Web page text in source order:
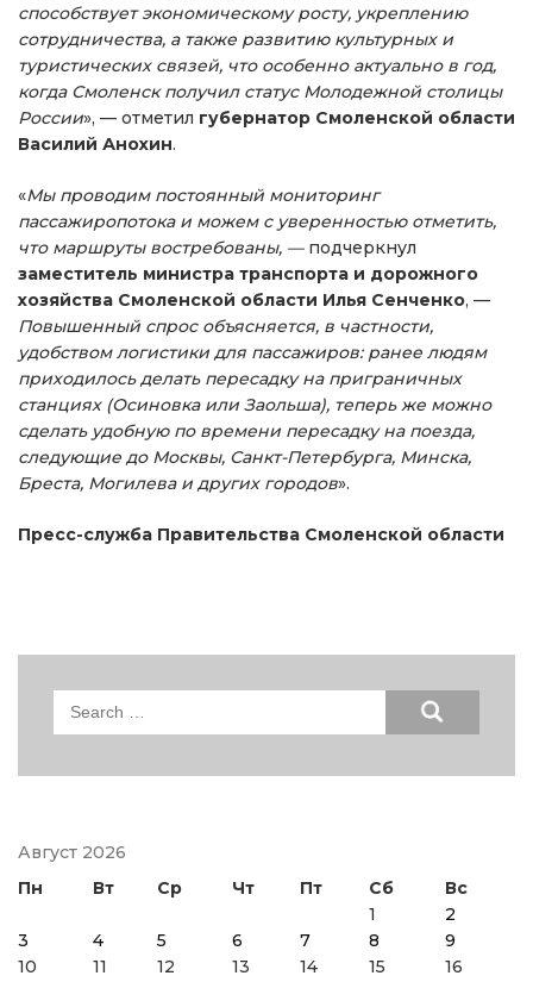
способствует экономическому росту, укреплению
сотрудничества, а также развитию культурных и
туристических связей, что особенно актуально в год,
когда Смоленск получил статус Молодежной столицы
России», — отметил губернатор Смоленской области
Василий Анохин.
«Мы проводим постоянный мониторинг
пассажиропотока и можем с уверенностью отметить,
что маршруты востребованы, — подчеркнул
заместитель министра транспорта и дорожного
хозяйства Смоленской области Илья Сенченко, —
Повышенный спрос объясняется, в частности,
удобством логистики для пассажиров: ранее людям
приходилось делать пересадку на приграничных
станциях (Осиновка или Заольша), теперь же можно
сделать удобную по времени пересадку на поезда,
следующие до Москвы, Санкт-Петербурга, Минска,
Бреста, Могилева и других городов».
Пресс-служба Правительства Смоленской области
Search
Август 2026
Пн
Вт Ср Чт Пт Сб
Вс
1
2
3
4 5 6 7 8
9
10
11 12 13 14 15
16